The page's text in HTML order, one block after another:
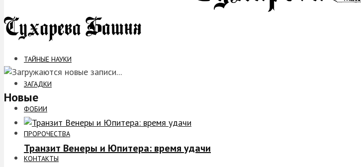
ТАЙНЫЕ НАУКИ
ЗАГАДКИ
ФОБИИ
ПРОРОЧЕСТВА
КОНТАКТЫ
Новые
Транзит Венеры и Юпитера: время удачи